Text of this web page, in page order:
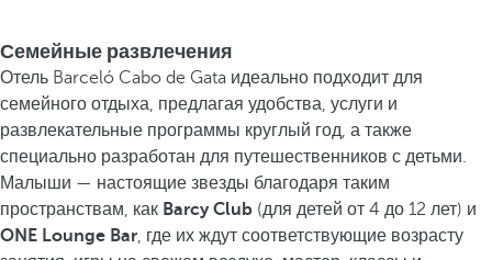
Семейные развлечения
Отель Barceló Cabo de Gata идеально подходит для
семейного отдыха, предлагая удобства, услуги и
развлекательные программы круглый год, а также
специально разработан для путешественников с детьми.
Малыши — настоящие звезды благодаря таким
пространствам, как Barcy Club (для детей от 4 до 12 лет) и
ONE Lounge Bar, где их ждут соответствующие возрасту